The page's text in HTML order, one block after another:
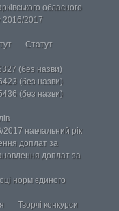
обласного
2016/2017
Статут
(без назви)
(без назви)
(без назви)
навчальний рік
доплат за
доплат за
норм єдиного
Творчі конкурси